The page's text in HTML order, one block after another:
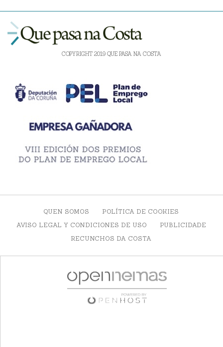
COPYRIGHT 2019 QUE PASA NA COSTA
QUEN SOMOS
POLÍTICA DE COOKIES
AVISO LEGAL Y CONDICIONES DE USO
PUBLICIDADE
RECUNCHOS DA COSTA